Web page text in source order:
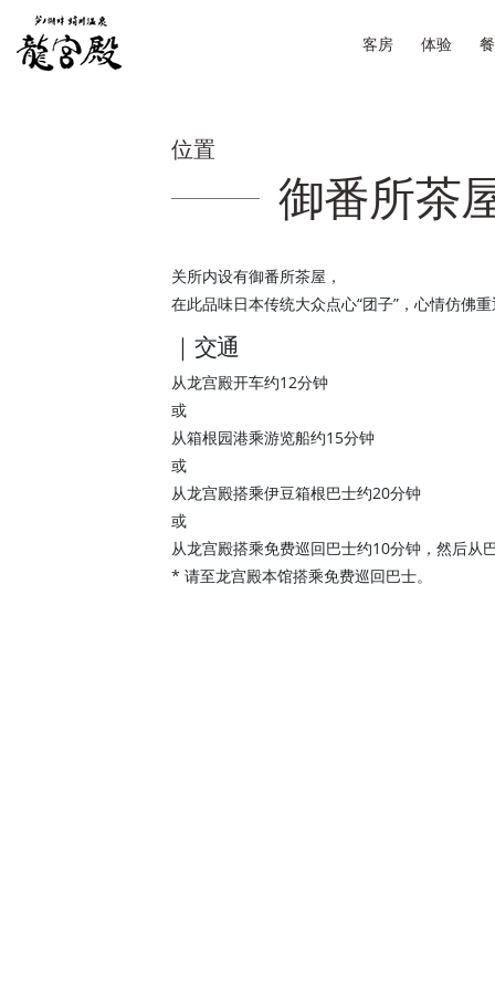
客房 体验
位置
御番所茶
关所内设有御番所茶屋，
在此品味日本传统大众点心“团子”，心情仿佛
｜交通
从龙宫殿开车约12分钟
或
从箱根园港乘游览船约15分钟
或
从龙宫殿搭乘伊豆箱根巴士约20分钟
或
从龙宫殿搭乘免费巡回巴士约10分钟，然后从
* 请至龙宫殿本馆搭乘免费巡回巴士。